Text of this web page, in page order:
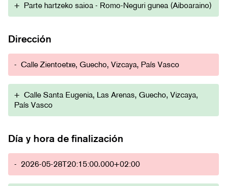
+ Parte hartzeko saioa - Romo-Neguri gunea (Aiboaraino)
Dirección
- Calle Zientoetxe, Guecho, Vizcaya, País Vasco
+ Calle Santa Eugenia, Las Arenas, Guecho, Vizcaya,
País Vasco
Día y hora de finalización
- 2026-05-28T20:15:00.000+02:00